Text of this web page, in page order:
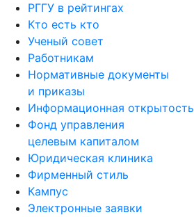
РГГУ в рейтингах
Кто есть кто
Ученый совет
Работникам
Нормативные документы
и приказы
Информационная открытость
Фонд управления
целевым капиталом
Юридическая клиника
Фирменный стиль
Кампус
Электронные заявки